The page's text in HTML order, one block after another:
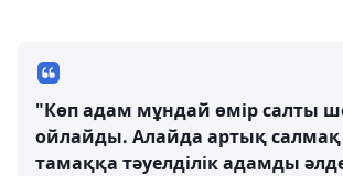
"Көп адам мұндай өмір салты
ойлайды. Алайда артық салмақ
тамаққа тәуелділік адамды